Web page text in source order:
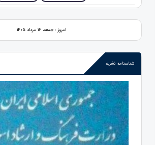
امروز : جمعه، ۱۶ مرداد ۱۴۰۵
شناسنامه نشریه